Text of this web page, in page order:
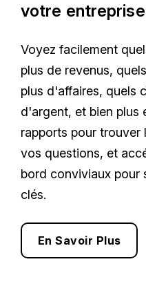
votre entreprise
Voyez facilement
plus de revenus,
plus d'affaires, quels
d'argent, et bien plus
rapports pour trouver
vos questions, et
bord conviviaux pour
clés.
En Savoir Plus